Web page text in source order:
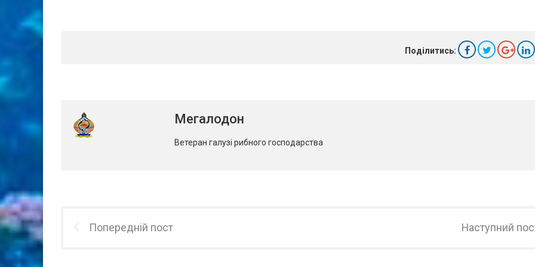
Поділитись:
Мегалодон
Ветеран галузі рибного господарства
Попередній пост Наступний